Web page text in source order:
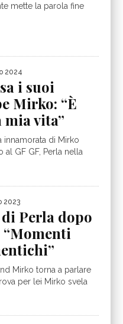
mette la parola fine
2024
i suoi
Mirko: “È
mia vita”
innamorata di Mirko
al GF GF, Perla nella
2023
Perla dopo
Mirko torna a parlare
per lei Mirko svela